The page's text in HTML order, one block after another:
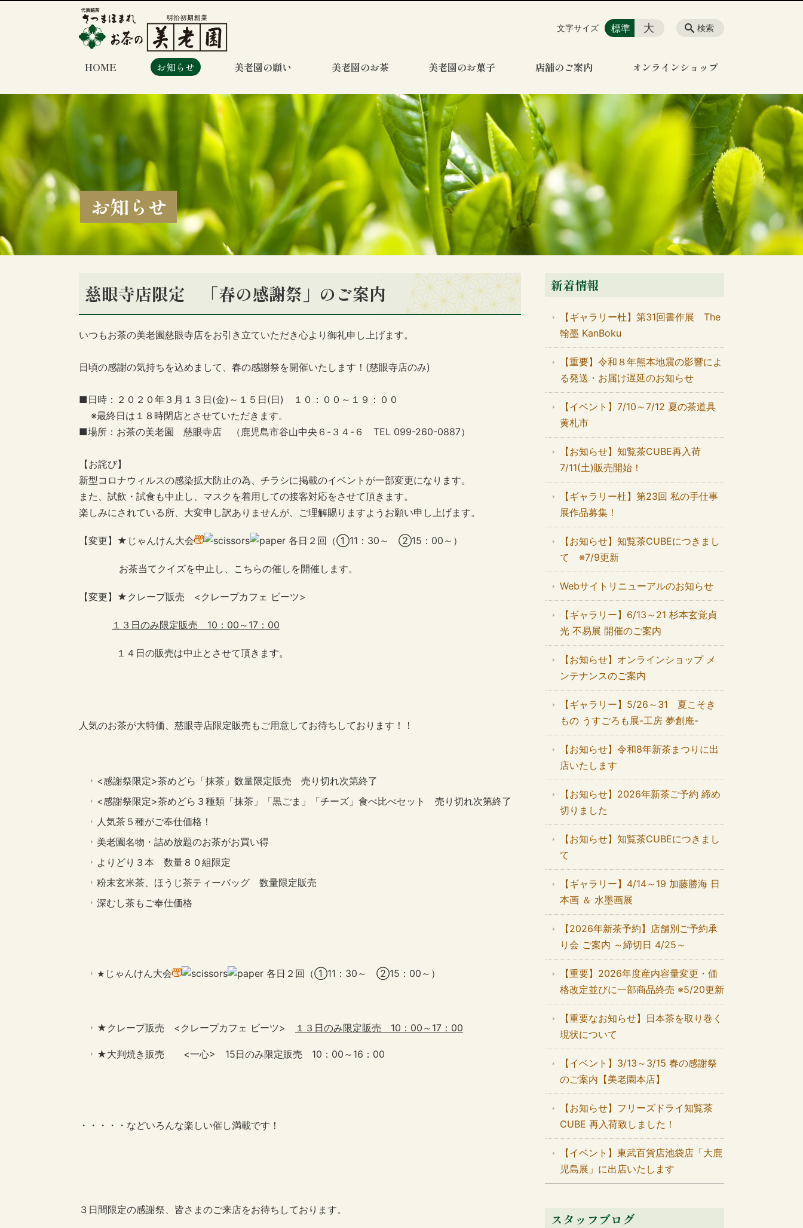
HOME お知らせ 美老園の願い 美老園のお茶 美老園のお菓子 店舗のご案内 オンラインショップ
検索
文字サイズ 標準 大
お知らせ
慈眼寺店限定 「春の感謝祭」のご案内
いつもお茶の美老園慈眼寺店をお引き立ていただき心より御礼申し上げます。
日頃の感謝の気持ちを込めまして、春の感謝祭を開催いたします！(慈眼寺店のみ)
■日時：２０２０年３月１３日(金)～１５日(日) １０：００～１９：００
※最終日は１８時閉店とさせていただきます。
■場所：お茶の美老園 慈眼寺店 （鹿児島市谷山中央６-３４-６ TEL 099-260-0887）
【お詫び】
新型コロナウィルスの感染拡大防止の為、チラシに掲載のイベントが一部変更になります。
また、試飲・試食も中止し、マスクを着用しての接客対応をさせて頂きます。
楽しみにされている所、大変申し訳ありませんが、ご理解賜りますようお願い申し上げます。
【変更】★じゃんけん大会 各日２回（①11：30～ ②15：00～）
お茶当てクイズを中止し、こちらの催しを開催します。
【変更】★クレープ販売 <クレープカフェ ビーツ>
１３日のみ限定販売 10：00～17：00
１４日の販売は中止とさせて頂きます。
人気のお茶が大特価、慈眼寺店限定販売もご用意してお待ちしております！！
<感謝祭限定>茶めどら「抹茶」数量限定販売 売り切れ次第終了
<感謝祭限定>茶めどら３種類「抹茶」「黒ごま」「チーズ」食べ比べセット 売り切れ次第終了
人気茶５種がご奉仕価格！
美老園名物・詰め放題のお茶がお買い得
よりどり３本 数量８０組限定
粉末玄米茶、ほうじ茶ティーバッグ 数量限定販売
深むし茶もご奉仕価格
★ じゃんけん大会 各日２回（①11：30～ ②15：00～）
★クレープ販売 <クレープカフェ ビーツ> １３日のみ限定販売 10：00～17：00
★大判焼き販売 <一心> 15日のみ限定販売 10：00～16：00
・・・・・などいろんな楽しい催し満載です！
３日間限定の感謝祭、皆さまのご来店をお待ちしております。
新着情報
【ギャラリー杜】第31回書作展 The
翰墨 KanBoku
【重要】令和８年熊本地震の影響によ
る発送・お届け遅延のお知らせ
【イベント】7/10～7/12 夏の茶道具
黄札市
【お知らせ】知覧茶CUBE再入荷
7/11(土)販売開始！
【ギャラリー杜】第23回 私の手仕事
展作品募集！
【お知らせ】知覧茶CUBEにつきまし
て ※7/9更新
Webサイトリニューアルのお知らせ
【ギャラリー】6/13～21 杉本玄覚貞
光 不易展 開催のご案内
【お知らせ】オンラインショップ メ
ンテナンスのご案内
【ギャラリー】5/26～31 夏こそき
もの うすごろも展-工房 夢創庵-
【お知らせ】令和8年新茶まつりに出
店いたします
【お知らせ】2026年新茶ご予約 締め
切りました
【お知らせ】知覧茶CUBEにつきまし
て
【ギャラリー】4/14～19 加藤勝海 日
本画 ＆ 水墨画展
【2026年新茶予約】店舗別ご予約承
り会 ご案内 ～締切日 4/25～
【重要】2026年度産内容量変更・価
格改定並びに一部商品終売 ※5/20更新
【重要なお知らせ】日本茶を取り巻く
現状について
【イベント】3/13～3/15 春の感謝祭
のご案内【美老園本店】
【お知らせ】フリーズドライ知覧茶
CUBE 再入荷致しました！
【イベント】東武百貨店池袋店「大鹿
児島展」に出店いたします
スタッフブログ